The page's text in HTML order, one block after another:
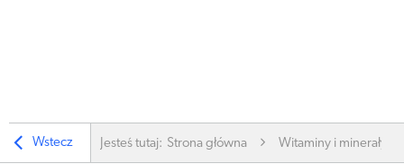
Wstecz Jesteś tutaj: Strona główna Witaminy i minerały